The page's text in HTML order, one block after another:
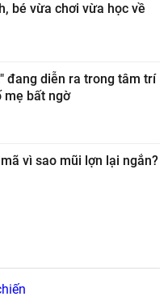
bé vừa chơi vừa học về
đang diễn ra trong tâm trí
mẹ bất ngờ
vì sao mũi lợn lại ngắn?